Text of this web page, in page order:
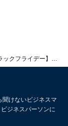
本
聞けないビジネスマ
ジネスパーソンに